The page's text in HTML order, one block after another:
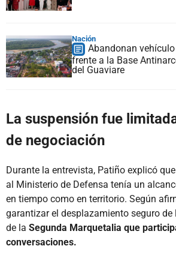
Nación
Abandonan
frente a la Base
del Guaviare
La suspensión fue
de negociación
Durante la entrevista, Patiño explicó
al Ministerio de Defensa tenía un
en tiempo como en territorio. Según
garantizar el desplazamiento seguro de
de la Segunda Marquetalia que
conversaciones.